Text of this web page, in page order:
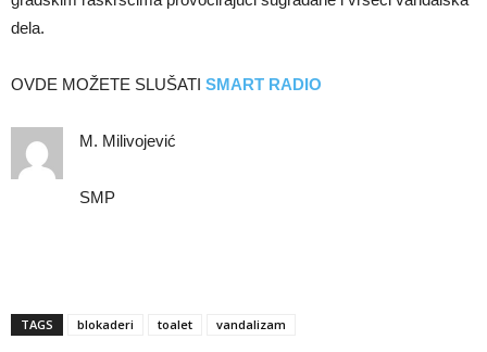
dela.
OVDE MOŽETE SLUŠATI SMART RADIO
M. Milivojević
SMP
TAGS blokaderi toalet vandalizam